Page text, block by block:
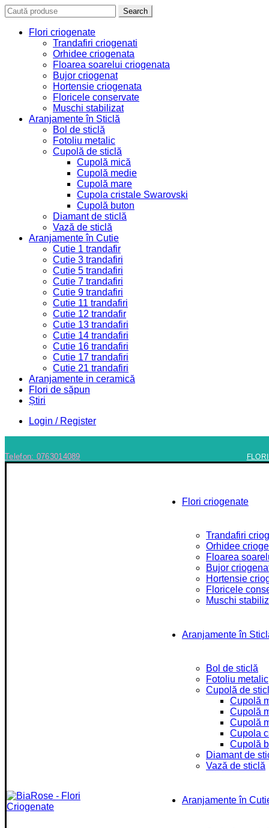
Search for: Search
Flori criogenate
Trandafiri criogenati
Orhidee criogenata
Floarea soarelui criogenata
Bujor criogenat
Hortensie criogenata
Floricele conservate
Muschi stabilizat
Aranjamente în Sticlă
Bol de sticlă
Fotoliu metalic
Cupolă de sticlă
Cupolă mică
Cupolă medie
Cupolă mare
Cupola cristale Swarovski
Cupolă buton
Diamant de sticlă
Vază de sticlă
Aranjamente în Cutie
Cutie 1 trandafir
Cutie 3 trandafiri
Cutie 5 trandafiri
Cutie 7 trandafiri
Cutie 9 trandafiri
Cutie 11 trandafiri
Cutie 12 trandafir
Cutie 13 trandafiri
Cutie 14 trandafiri
Cutie 16 trandafiri
Cutie 17 trandafiri
Cutie 21 trandafiri
Aranjamente in ceramică
Flori de săpun
Știri
Login / Register
Telefon: 0763014089
Flori criogenate
Trandafiri
Orhidee
Floarea
Bujor
Hortensie
Floricele
Muschi
Aranjamente în
Bol de sticlă
Fotoliu metalic
Cupolă de
Cupolă
Cupolă
Cupolă
Cupola
Cupolă
Diamant de
Vază de sticlă
Aranjamente în